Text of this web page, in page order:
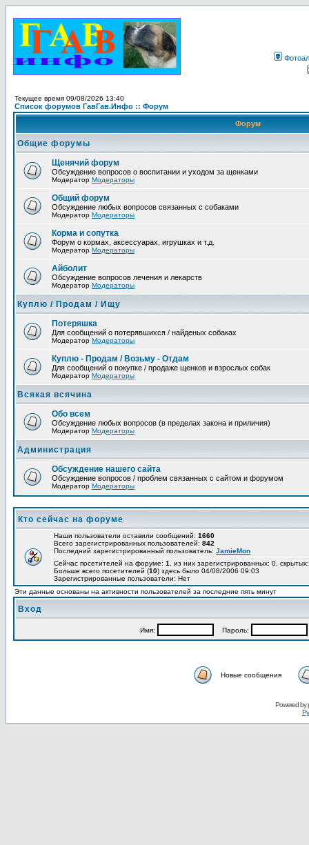
Текущее время 09/08/2026 13:40
Список форумов ГавГав.Инфо :: Форум
Форум
Общие форумы
Щенячий форум
Обсуждение вопросов о воспитании и уходом за щенками
Модератор Модераторы
Общий форум
Обсуждение любых вопросов связанных с собаками
Модератор Модераторы
Корма и сопутка
Форум о кормах, аксессуарах, игрушках и т.д.
Модератор Модераторы
Айболит
Обсуждение вопросов лечения и лекарств
Модератор Модераторы
Куплю / Продам / Ищу
Потеряшка
Для сообщений о потерявшихся / найденых собаках
Модератор Модераторы
Куплю - Продам / Возьму - Отдам
Для сообщений о покупке / продаже щенков и взрослых собак
Модератор Модераторы
Всякая всячина
Обо всем
Обсуждение любых вопросов (в пределах закона и приличия)
Модератор Модераторы
Администрация
Обсуждение нашего сайта
Обсуждение вопросов / проблем связанных с сайтом и форумом
Модератор Модераторы
Кто сейчас на форуме
Наши пользователи оставили сообщений: 1660
Всего зарегистрированных пользователей: 842
Последний зарегистрированный пользователь: JamieMon
Сейчас посетителей на форуме: 1
, из них зарегистрированных: 0,
Больше всего посетителей (10) здесь было 04/08/2006 09:03
Зарегистрированные пользователи: Нет
Эти данные основаны на активности пользователей за последние пять минут
Вход
Имя: Пароль:
Новые сообщения
Powered by